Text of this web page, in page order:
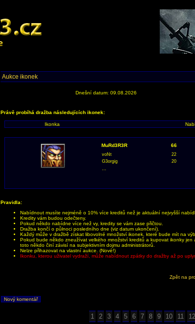
Aukce ikonek
Dnešní datum: 09.08.2026
Právě probíhá dražba následujících ikonek:
Ikonka
MuRd3R3R 66
voNt
22
G3orgig
20
Pravidla:
Nabídnout musíte nejméně o 10% více kreditů než je aktuální nejvyšší
Kredity vám budou odečteny.
Pokud někdo nabídne více než vy, kredity se vám zase přičtou.
Dražba končí o půlnoci posledního dne (viz datum ukončení).
Každý může v dražbě získat libovolné množství ikonek, které bude mít na
Pokud bude někdo zneužívat velkého množství kreditů a kupovat ikonky
toto někdo činí závisí na subjektivním dojmu administrátorů.
Nelze přihazovat na vlastní aukce. (Nové!)
Ikonku, kterou uživatel vydraží, může nabídnout zpátky do dražby až po
Zpět na
Nový komentář
1 2 3 4 5 6 7 8 9 10 11 12